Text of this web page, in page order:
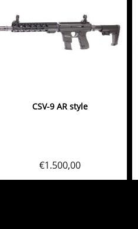
CSV-9 AR style
€1.500,00